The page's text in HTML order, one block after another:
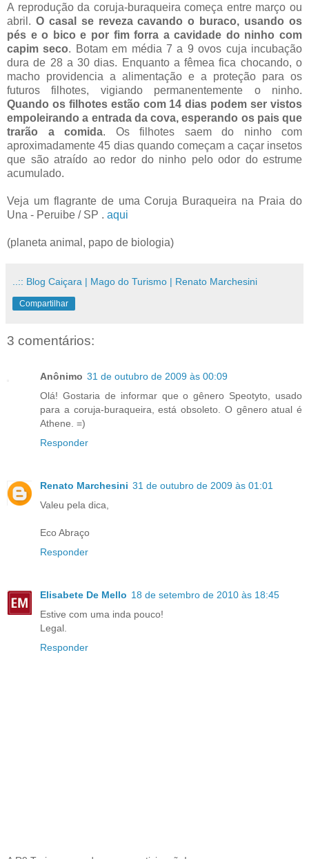
A reprodução da coruja-buraqueira começa entre março ou
abril. O casal se reveza cavando o buraco, usando os
pés e o bico e por fim forra a cavidade do ninho com
capim seco. Botam em média 7 a 9 ovos cuja incubação
dura de 28 a 30 dias. Enquanto a fêmea fica chocando, o
macho providencia a alimentação e a proteção para os
futuros filhotes, vigiando permanentemente o ninho.
Quando os filhotes estão com 14 dias podem ser vistos
empoleirando a entrada da cova, esperando os pais que
trarão a comida. Os filhotes saem do ninho com
aproximadamente 45 dias quando começam a caçar insetos
que são atraído ao redor do ninho pelo odor do estrume
acumulado.
Veja um flagrante de uma Coruja Buraqueira na Praia do
Una - Peruibe / SP . aqui
(planeta animal, papo de biologia)
..:: Blog Caiçara | Mago do Turismo | Renato Marchesini
Compartilhar
3 comentários:
Anônimo 31 de outubro de 2009 às 00:09
Olá! Gostaria de informar que o gênero Speotyto, usado
para a coruja-buraqueira, está obsoleto. O gênero atual é
Athene. =)
Responder
Renato Marchesini 31 de outubro de 2009 às 01:01
Valeu pela dica,
Eco Abraço
Responder
Elisabete De Mello 18 de setembro de 2010 às 18:45
Estive com uma inda pouco!
Legal.
Responder